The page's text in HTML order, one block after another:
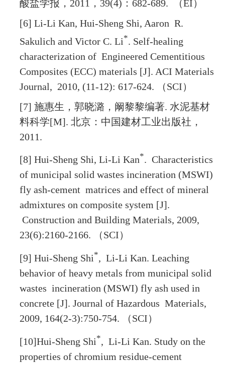
酸盐学报， 2011 ， 39(4) ： 682-689. （EI）
[6] Li-Li Kan, Hui-Sheng Shi, Aaron R.
Sakulich and Victor C. Li*. Self-healing
characterization of Engineered Cementitious
Composites (ECC) materials [J]. ACI Materials
Journal, 2010, (11-12): 617-624.
（SCI）
[7] 施惠生，郭晓潞，阚黎黎编著. 水泥基材
料科学[M]. 北京：中国建材工业出版社，
2011.
[8] Hui-Sheng Shi, Li-Li Kan*. Characteristics
of municipal solid wastes incineration (MSWI)
fly ash-cement matrices and effect of mineral
admixtures on composite system [J].
Construction and Building Materials, 2009,
23(6):2160-2166.
（SCI）
[9] Hui-Sheng Shi*, Li-Li Kan. Leaching
behavior of heavy metals from municipal solid
wastes incineration (MSWI) fly ash used in
concrete [J]. Journal of Hazardous Materials,
2009, 164(2-3):750-754.
（SCI）
[10]Hui-Sheng Shi*, Li-Li Kan. Study on the
properties of chromium residue-cement